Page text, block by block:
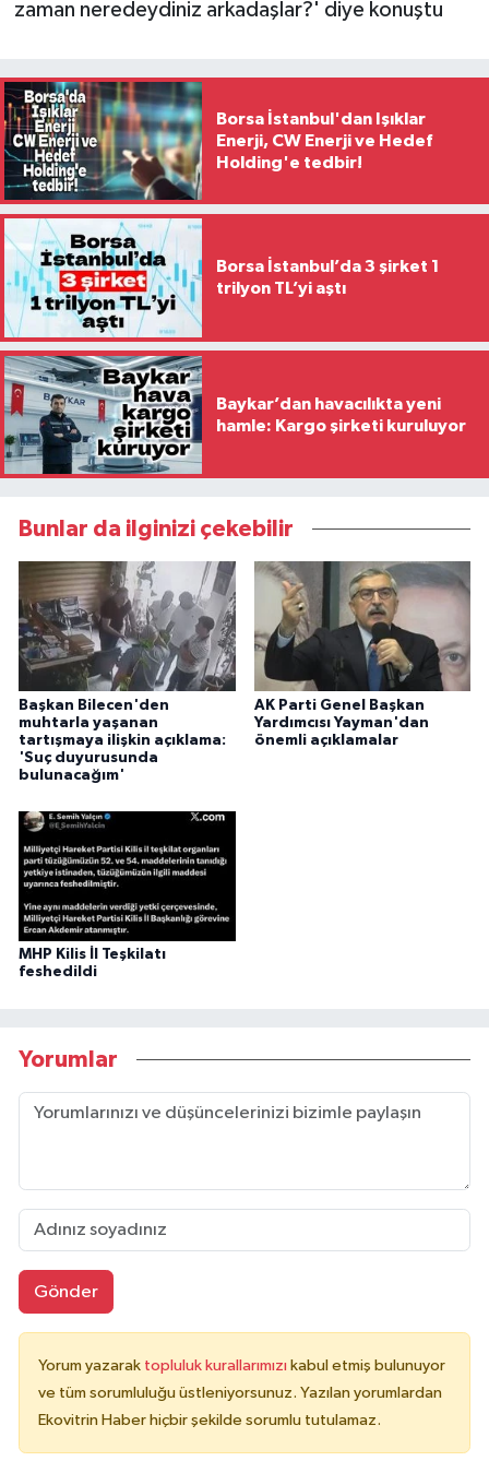
zaman neredeydiniz arkadaşlar?' diye konuştu
Borsa İstanbul'dan Işıklar
Enerji, CW Enerji ve Hedef
Holding'e tedbir!
Borsa İstanbul’da 3 şirket 1
trilyon TL’yi aştı
Baykar’dan havacılıkta yeni
hamle: Kargo şirketi kuruluyor
Bunlar da ilginizi çekebilir
Başkan Bilecen'den
muhtarla yaşanan
tartışmaya ilişkin açıklama:
'Suç duyurusunda
bulunacağım'
AK Parti Genel Başkan
Yardımcısı Yayman'dan
önemli açıklamalar
MHP Kilis İl Teşkilatı
feshedildi
Yorumlar
Gönder
Yorum yazarak topluluk kurallarımızı kabul etmiş bulunuyor
ve tüm sorumluluğu üstleniyorsunuz. Yazılan yorumlardan
Ekovitrin Haber hiçbir şekilde sorumlu tutulamaz.